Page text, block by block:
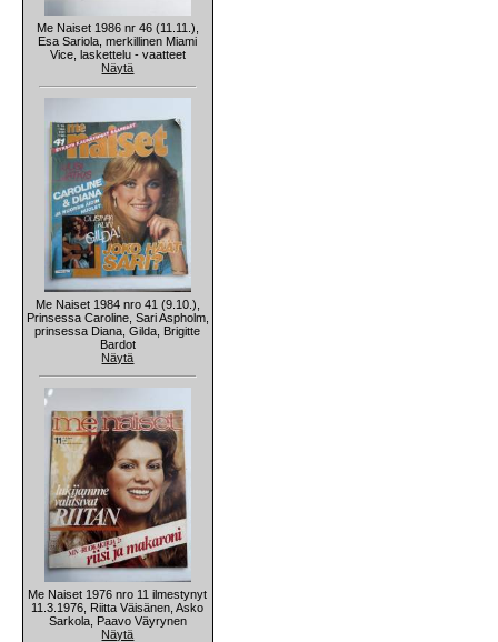
Me Naiset 1986 nr 46 (11.11.),
Esa Sariola, merkillinen Miami
Vice, laskettelu - vaatteet
Näytä
Me Naiset 1984 nro 41 (9.10.),
Prinsessa Caroline, Sari Aspholm,
prinsessa Diana, Gilda, Brigitte
Bardot
Näytä
Me Naiset 1976 nro 11 ilmestynyt
11.3.1976, Riitta Väisänen, Asko
Sarkola, Paavo Väyrynen
Näytä